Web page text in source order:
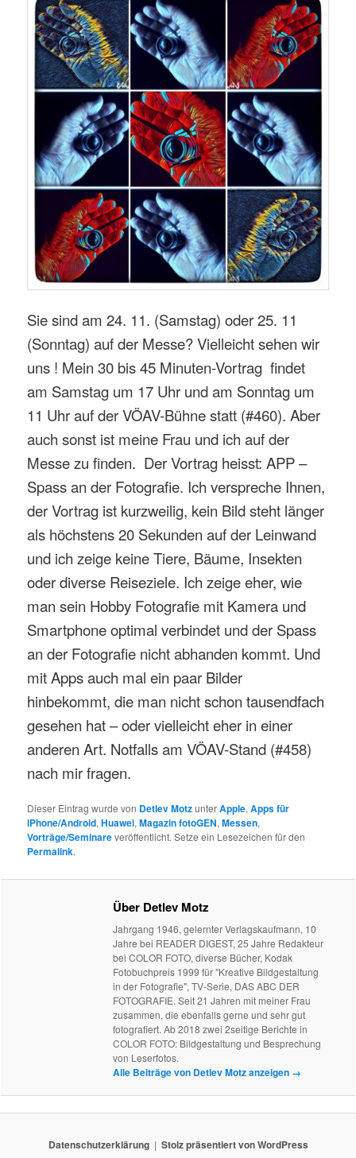
Sie sind am 24. 11. (Samstag) oder 25. 11
(Sonntag) auf der Messe? Vielleicht sehen wir
uns ! Mein 30 bis 45 Minuten-Vortrag findet
am Samstag um 17 Uhr und am Sonntag um
11 Uhr auf der VÖAV-Bühne statt (#460). Aber
auch sonst ist meine Frau und ich auf der
Messe zu finden. Der Vortrag heisst: APP –
Spass an der Fotografie. Ich verspreche Ihnen,
der Vortrag ist kurzweilig, kein Bild steht länger
als höchstens 20 Sekunden auf der Leinwand
und ich zeige keine Tiere, Bäume, Insekten
oder diverse Reiseziele. Ich zeige eher, wie
man sein Hobby Fotografie mit Kamera und
Smartphone optimal verbindet und der Spass
an der Fotografie nicht abhanden kommt. Und
mit Apps auch mal ein paar Bilder
hinbekommt, die man nicht schon tausendfach
gesehen hat – oder vielleicht eher in einer
anderen Art. Notfalls am VÖAV-Stand (#458)
nach mir fragen.
Dieser Eintrag wurde von Detlev MotzunterApple,Apps für
iPhone/Android,Huawei,Magazin fotoGEN,Messen,
Vorträge/Seminareveröffentlicht. Setze ein Lesezeichen für den
Permalink.
Über Detlev Motz
Jahrgang 1946, gelernter Verlagskaufmann, 10
Jahre bei READER DIGEST, 25 Jahre Redakteur
bei COLOR FOTO, diverse Bücher, Kodak
Fotobuchpreis 1999 für "Kreative Bildgestaltung
in der Fotografie", TV-Serie, DAS ABC DER
FOTOGRAFIE. Seit 21 Jahren mit meiner Frau
zusammen, die ebenfalls gerne und sehr gut
fotografiert. Ab 2018 zwei 2seitige Berichte in
COLOR FOTO: Bildgestaltung und Besprechung
von Leserfotos.
Alle Beiträge von Detlev Motz anzeigen →
Datenschutzerklärung Stolz präsentiert von WordPress